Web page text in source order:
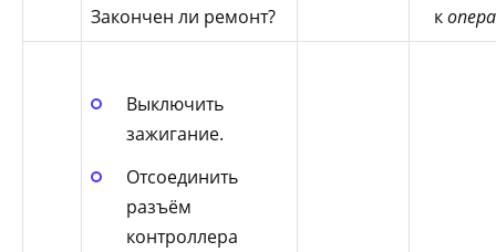
Закончен ли ремонт?
к
Выключить
зажигание.
Отсоединить
разъём
контроллера